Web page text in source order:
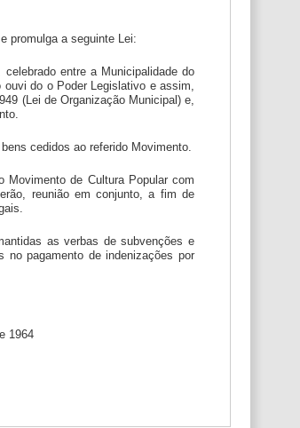
promulga a seguinte Lei:
entre a Municipalidade do
do o Poder Legislativo e assim,
(Lei de Organização Municipal) e,
cedidos ao referido Movimento.
de Cultura Popular com
reunião em conjunto, a fim de
as verbas de subvenções e
no pagamento de indenizações por
1964